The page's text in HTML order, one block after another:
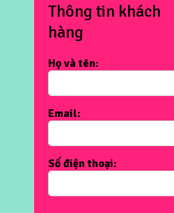
Thông tin khách
hàng
Họ và tên:
Email:
Số điện thoại: